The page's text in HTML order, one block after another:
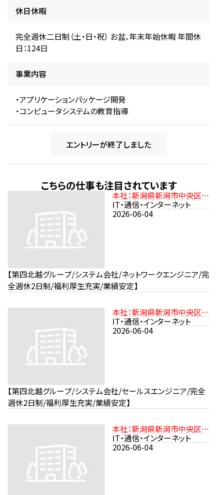
休日休暇
完全週休二日制（土・日・祝） お盆、年末年始休暇 年間休
日：124日
事業内容
・アプリケーションパッケージ開発
・コンピュータシステムの教育指導
エントリーが終了しました
こちらの仕事も注目されています
本社：新潟県新潟市中央区沼
垂東2-11-21 JR信越本線
「新潟駅」より徒歩15分
IT・通信・インターネット
2026-06-04
【第四北越グループ/システム会社/ネットワークエンジニア/完
全週休2日制/福利厚生充実/業績安定】
本社：新潟県新潟市中央区沼
垂東2-11-21 JR信越本線「新
潟駅」より徒歩15分
IT・通信・インターネット
2026-06-04
【第四北越グループ/システム会社/セールスエンジニア/完全
週休2日制/福利厚生充実/業績安定】
本社：新潟県新潟市中央区沼
垂東2-11-21 JR信越本線「新
潟駅」より徒歩15分
IT・通信・インターネット
2026-06-04